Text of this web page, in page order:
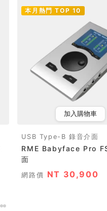
本月熱門 TOP 10
加入購物車
USB Type-B 錄音介面
RME Babyface Pro
面
網路價 NT 30,900